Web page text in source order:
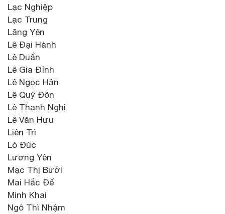
Lạc Nghiệp
Lạc Trung
Lãng Yên
Lê Đại Hành
Lê Duẩn
Lê Gia Đỉnh
Lê Ngọc Hân
Lê Quý Đôn
Lê Thanh Nghị
Lê Văn Hưu
Liên Trì
Lò Đúc
Lương Yên
Mạc Thị Bưởi
Mai Hắc Đế
Minh Khai
Ngô Thì Nhậm